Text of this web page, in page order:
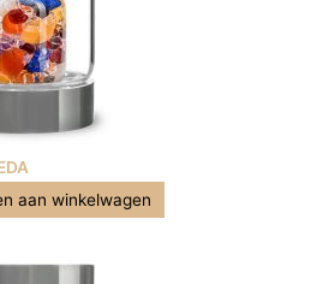
aan winkelwagen